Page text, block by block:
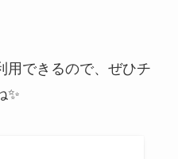
用できるので、ぜひチ
✨